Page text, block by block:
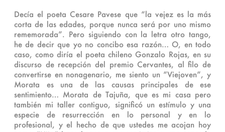
Decía el poeta Cesare Pavese que “la vejez es la más
corta de las edades, porque nunca será por uno mismo
rememorada”. Pero siguiendo con la letra otro tango,
he de decir que yo no concibo esa razón… O, en todo
caso, como diría el poeta chileno Gonzalo Rojas, en su
discurso de recepción del premio Cervantes, al filo de
convertirse en nonagenario, me siento un “Viejoven”, y
Morata es una de las causas principales de ese
sentimiento… Morata de Tajuña, que es mi casa pero
también mi taller contiguo, significó un estímulo y una
especie de resurrección en lo personal y en lo
profesional, y el hecho de que ustedes me acojan hoy